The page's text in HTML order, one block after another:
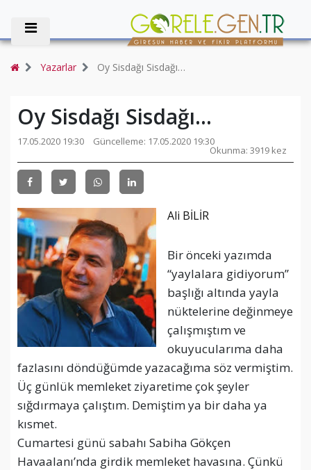
Yazarlar Oy Sisdağı Sisdağı…
Oy Sisdağı Sisdağı…
17.05.2020 19:30 Güncelleme: 17.05.2020 19:30
Okunma: 3919 kez
Ali BİLİR
Bir önceki yazımda
“yaylalara gidiyorum”
başlığı altında yayla
nüktelerine değinmeye
çalışmıştım ve
okuyucularıma daha
fazlasını döndüğümde yazacağıma söz vermiştim.
Üç günlük memleket ziyaretime çok şeyler
sığdırmaya çalıştım. Demiştim ya bir daha ya
kısmet.
Cumartesi günü sabahı Sabiha Gökçen
Havaalanı’nda girdik memleket havasına. Çünkü